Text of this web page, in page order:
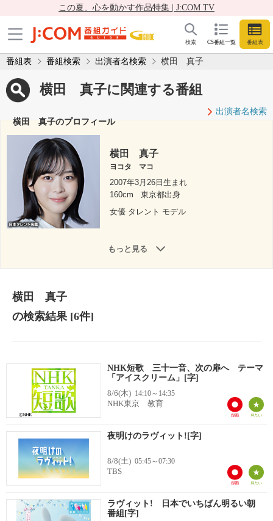
この夏、心を動かす作品特集 | J:COM TV
CS番組一覧 番組表
検索
番組表 番組検索 出演者名検索 横田 真子
横田 真子に関連する番組
出演者名検索
横田 真子のプロフィール
横田 真子
ヨコタ マコ
2007年3月26日生まれ
160cm
東京都出身
女優 タレント モデル
もっと見る
横田 真子
の検索結果[6件]
NHK短歌 三十一音、次の扉へ テーマ
「アイスクリーム」[字]
8/6(木) 14:10～14:35
NHK東京 教育
夜明けのラヴィット![字]
8/8(土) 05:45～07:30
TBS
ラヴィット! 日本でいちばん明るい朝
番組[字]